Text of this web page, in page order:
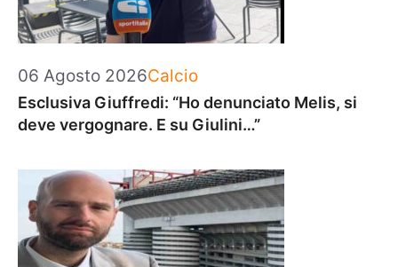
06 Agosto 2026Categorie
Calcio
Esclusiva Giuffredi: “Ho denunciato Melis, si
deve vergognare. E su Giulini…”